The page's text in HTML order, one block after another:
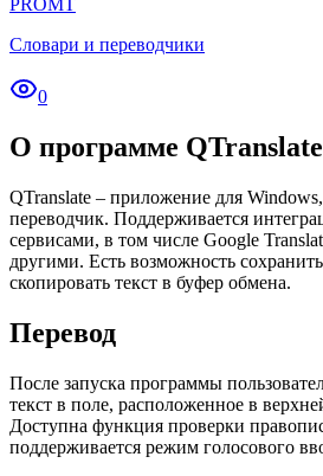
PROMT
Словари и переводчики
0
О программе QTranslate
QTranslate – приложение для
переводчик. Поддерживается
сервисами, в том числе Google
другими. Есть возможность
скопировать текст в буфер обмена.
Перевод
После запуска программы
текст в поле, расположенное в
Доступна функция проверки
поддерживается режим голосового